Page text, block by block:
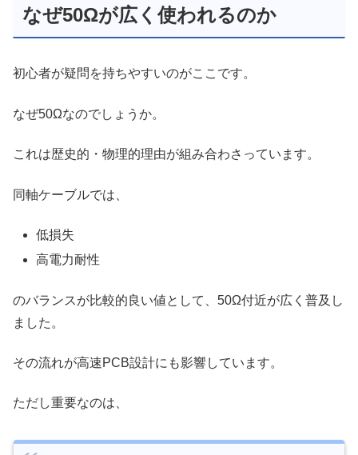
なぜ50Ωが広く使われるのか
初心者が疑問を持ちやすいのがここです。
なぜ50Ωなのでしょうか。
これは歴史的・物理的理由が組み合わさっています。
同軸ケーブルでは、
低損失
高電力耐性
のバランスが比較的良い値として、50Ω付近が広く普及し
ました。
その流れが高速PCB設計にも影響しています。
ただし重要なのは、